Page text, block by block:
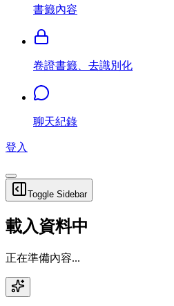
書籤內容
卷證書籤、去識別化
聊天紀錄
登入
Toggle Sidebar
載入資料中
正在準備內容...